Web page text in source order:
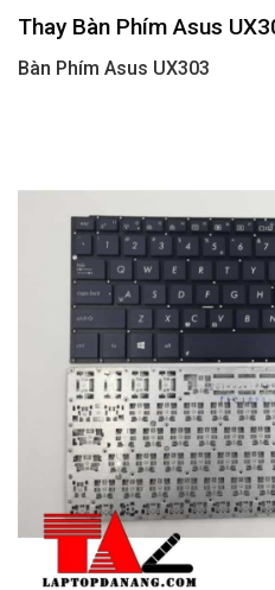
Thay Bàn Phím Asus
Bàn Phím Asus UX303